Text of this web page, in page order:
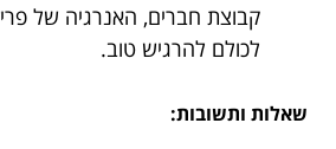
קבוצת חברים, האנרגיה של
לכולם להרגיש טוב.
שאלות ותשובות: